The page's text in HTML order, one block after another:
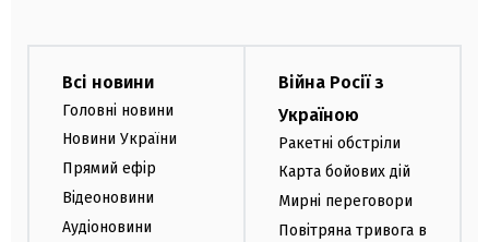
Всі новини
Головні новини
Новини України
Прямий ефір
Відеоновини
Аудіоновини
Війна Росії з
Україною
Ракетні обстріли
Карта бойових дій
Мирні переговори
Повітряна тривога в